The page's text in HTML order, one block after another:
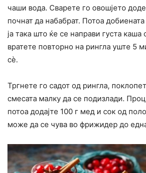
чаши вода. Сварете го овошјето
почнат да набабрат. Потоа
ја така што ќе се направи густа каша
вратете повторно на рингла уште 5
сè.
Тргнете го садот од рингла,
смесата малку да се подизлади.
потоа додајте 100 г мед и сок од
може да се чува во фрижидер до